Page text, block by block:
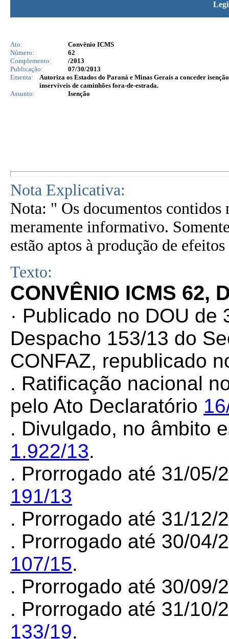
Ato:
Convênio ICMS
Número:
62
Complemento:
/2013
Publicação:
07/30/2013
Ementa:
Autoriza os Estados do Paraná e Minas Gerais a conceder
inservíveis de caminhões fora-de-estrada.
Assunto:
Isenção
Nota Explicativa:
Nota: " Os documentos contidos
meramente informativo.
estão aptos à produção de
Texto:
CONVÊNIO ICMS 62,
· Publicado no DOU
Despacho 153/13 do
CONFAZ, republicado
. Ratificação nacional
pelo Ato Declaratório
. Divulgado, no âmbito
1.922/13.
. Prorrogado até 31/05/
191/13
. Prorrogado até 31/
. Prorrogado até 30/04/
107/15.
. Prorrogado até 30/
. Prorrogado até 31/10/
133/19.